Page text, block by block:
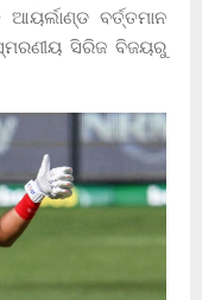
ବର୍ତ୍ତମାନ
ସିରିଜ ବିଜୟରୁ